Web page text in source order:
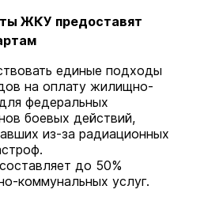
ЖКУ предоставят
единые подходы
на оплату жилищно-
федеральных
боевых действий,
из-за радиационных
до 50%
коммунальных услуг.